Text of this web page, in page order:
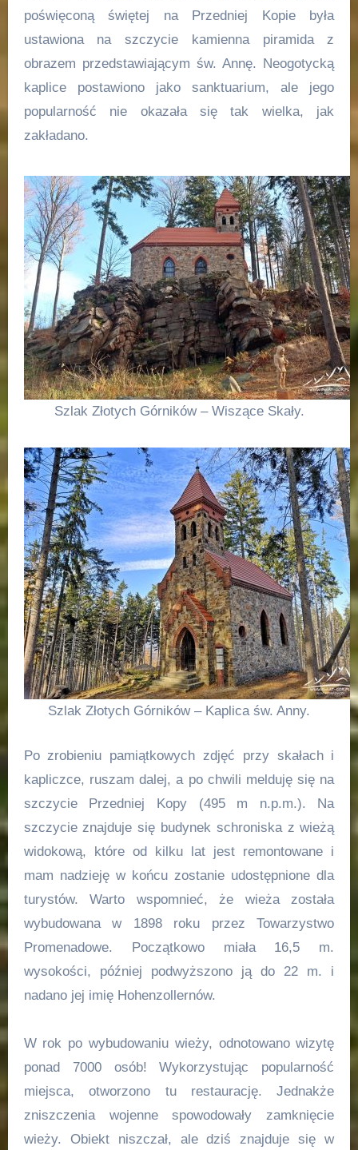
poświęconą świętej na Przedniej Kopie była
ustawiona na szczycie kamienna piramida z
obrazem przedstawiającym św. Annę. Neogotycką
kaplice postawiono jako sanktuarium, ale jego
popularność nie okazała się tak wielka, jak
zakładano.
Szlak Złotych Górników – Wiszące Skały.
Szlak Złotych Górników – Kaplica św. Anny.
Po zrobieniu pamiątkowych zdjęć przy skałach i
kapliczce, ruszam dalej, a po chwili melduję się na
szczycie Przedniej Kopy (495 m n.p.m.). Na
szczycie znajduje się budynek schroniska z wieżą
widokową, które od kilku lat jest remontowane i
mam nadzieję w końcu zostanie udostępnione dla
turystów. Warto wspomnieć, że wieża została
wybudowana w 1898 roku przez Towarzystwo
Promenadowe. Początkowo miała 16,5 m.
wysokości, później podwyższono ją do 22 m. i
nadano jej imię Hohenzollernów.
W rok po wybudowaniu wieży, odnotowano wizytę
ponad 7000 osób! Wykorzystując popularność
miejsca, otworzono tu restaurację. Jednakże
zniszczenia wojenne spowodowały zamknięcie
wieży. Obiekt niszczał, ale dziś znajduje się w